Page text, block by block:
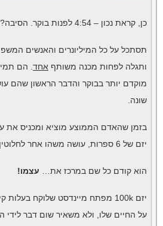
כן, קראת נכון – 4:54 לפנות בוקר. הסיבה?
תסתכל על כל המיליונרים והאנשים
ותגלה לפחות מכנה משותף אחד . הם
מוקדם יותר בבוקר והדבר הראשון שהם
שונה.
בזמן שהאדם הממוצע מוציא ומכניס את
יזם של 6 ספרות, עושה משהו אחר לחלוטין.
הוא קודם כל שם במרכז את… עצמו!
יזם 100k מפתח מיינדסט שלוקח בעלות קיצונית
על החיים שלו, ולא משאיר שום דבר לידי